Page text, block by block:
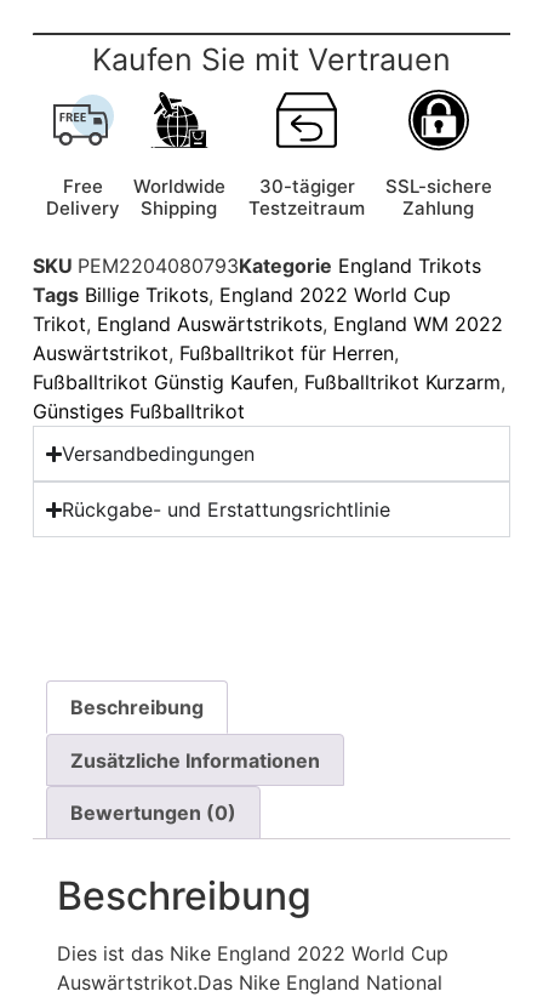
Kaufen Sie mit Vertrauen
Free
Delivery
Worldwide
Shipping
30-tägiger
Testzeitraum
SSL-sichere
Zahlung
SKU PEM2204080793Kategorie England Trikots
Tags Billige Trikots, England 2022 World Cup
Trikot, England Auswärtstrikots, England WM 2022
Auswärtstrikot, Fußballtrikot für Herren,
Fußballtrikot Günstig Kaufen, Fußballtrikot Kurzarm,
Günstiges Fußballtrikot
Versandbedingungen
Rückgabe- und Erstattungsrichtlinie
Beschreibung
Zusätzliche Informationen
Bewertungen (0)
Beschreibung
Dies ist das Nike England 2022 World Cup
Auswärtstrikot.Das Nike England National